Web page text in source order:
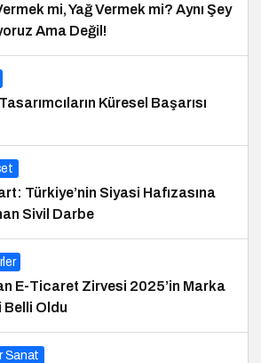
mi, Yağ Vermek mi? Aynı Şey
Ama Değil!
Küresel Başarısı
Türkiye’nin Siyasi Hafızasına
Sivil Darbe
E-Ticaret Zirvesi 2025’in Marka
Belli Oldu
Sanat